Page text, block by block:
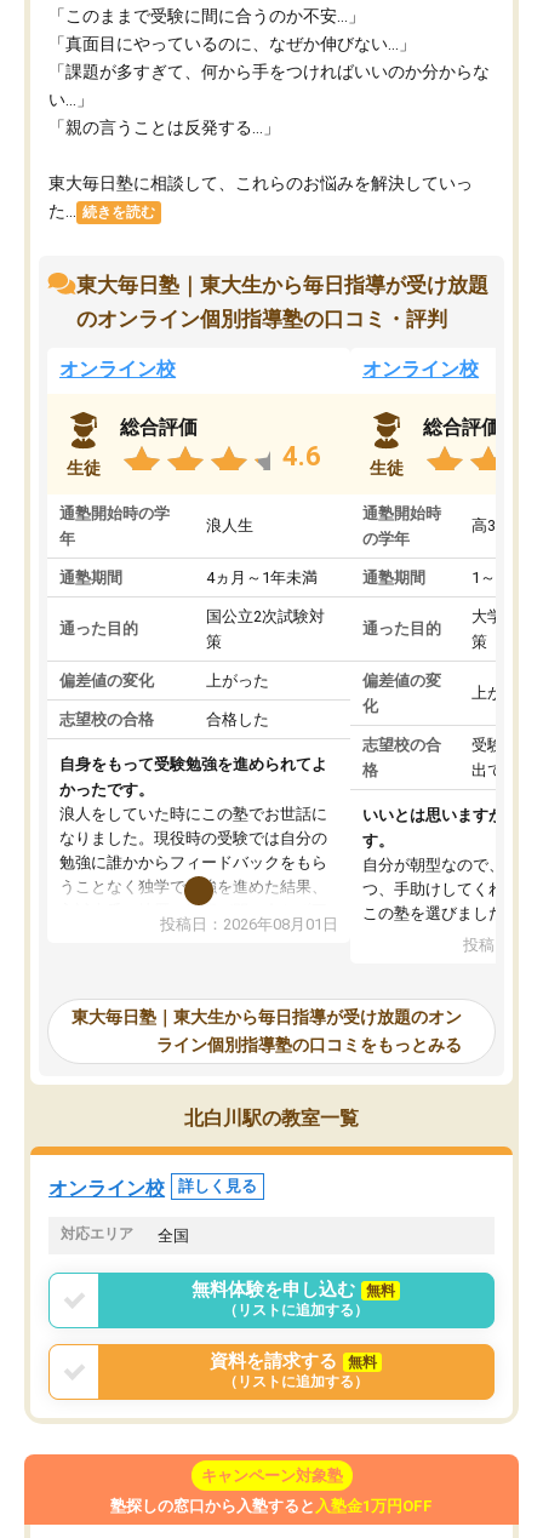
「このままで受験に間に合うのか不安…」
「真面目にやっているのに、なぜか伸びない…」
「課題が多すぎて、何から手をつければいいのか分からな
い…」
「親の言うことは反発する…」
東大毎日塾に相談して、これらのお悩みを解決していっ
た...
続きを読む
東大毎日塾｜東大生から毎日指導が受け放題
のオンライン個別指導塾の口コミ・評判
オンライン校
生徒
総合評価
4.6
通塾開始時の学
年
浪人生
通塾期間 4ヵ月～1年未満
通った目的
国公立2次試験対
策
偏差値の変化 上がった
志望校の合格 合格した
自身をもって受験勉強を進められてよ
かったです。
浪人をしていた時にこの塾でお世話に
なりました。現役時の受験では自分の
勉強に誰かからフィードバックをもら
うことなく独学で勉強を進めた結果、
入試本番に地歴の学習が間に合わず不
合格となってしまいました。その経験
東大毎日塾にたどり着きました。学習
の長期計画や日々の勉強のやり方につ
いて客観的なアドバイスをいただけた
ので、自信をもって受験勉強を進める
ことができました。自分のように勉強
のやり方や進捗管理で苦労している方
には特におすすめしたい塾です。
投稿日：2026年08月01日
オンライン校
生徒
総合評価
通塾開始時
の学年
高3
通塾期間 1～3ヵ月
通った目的
大学入学
策
偏差値の変
化
上がった
志望校の合
格
受験して
出ていな
いいとは思いますが、料
す。
自分が朝型なので、自習
つ、手助けしてくれる設
この塾を選びました。
投稿日：
東大毎日塾｜東大生から毎日指導が受け放題のオン
ライン個別指導塾の口コミをもっとみる
北白川駅の教室一覧
オンライン校 詳しく見る
対応エリア 全国
無料体験を申し込む
無料
（リストに追加する）
資料を請求する
無料
（リストに追加する）
キャンペーン対象塾
塾探しの窓口から入塾すると 入塾金1万円OFF